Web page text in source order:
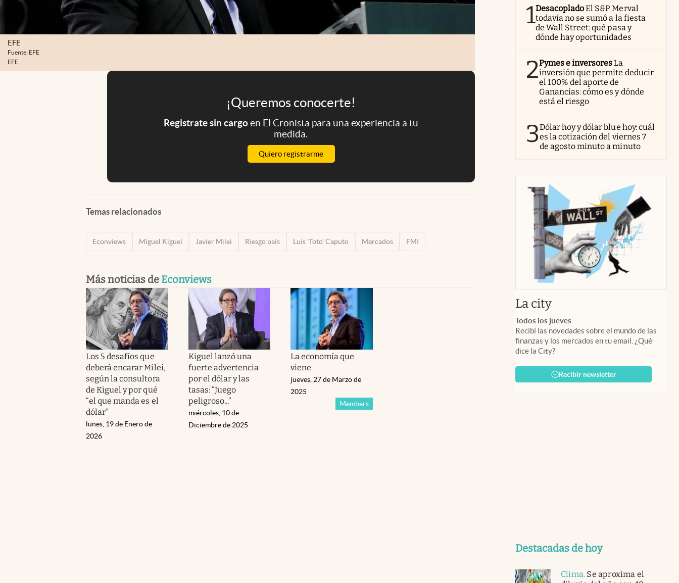
EFE
Fuente: EFE
EFE
¡Queremos conocerte!
Registrate sin cargoen El Cronista para una experiencia a tu
medida.
Quiero registrarme
Temas relacionados
Econviews Miguel Kiguel Javier Milei Riesgo país Luis 'Toto' Caputo Mercados FMI
Más noticias de Econviews
Los 5 desafíos que
deberá encarar Milei,
según la consultora
de Kiguel y por qué
“el que manda es el
dólar”
lunes, 19 de Enero de
2026
Kiguel lanzó una
fuerte advertencia
por el dólar y las
tasas: “Juego
peligroso...”
miércoles, 10 de
Diciembre de 2025
La economía que
viene
Members
jueves, 27 de Marzo de
2025
1DesacopladoEl S&P Merval
todavía no se sumó a la fiesta
de Wall Street: qué pasa y
dónde hay oportunidades
2Pymes e inversoresLa
inversión que permite deducir
el 100% del aporte de
Ganancias: cómo es y dónde
está el riesgo
3Dólar hoy y dólar blue hoy: cuál
es la cotización del viernes 7
de agosto minuto a minuto
La cityabre en nueva pestaña
Todos los jueves
Recibí las novedades sobre el mundo de las
finanzas y los mercados en tu email. ¿Qué
dice la City?
Recibir newsletter
Destacadas de hoy
Clima. Se aproxima el